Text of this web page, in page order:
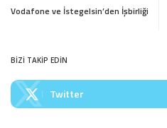
Vodafone ve İstegelsin’den İşbirliği
BİZİ TAKİP EDİN
Twitter